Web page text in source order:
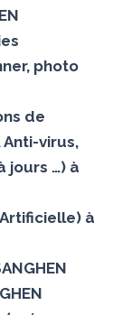
photo
de
virus,
jours …) à
à